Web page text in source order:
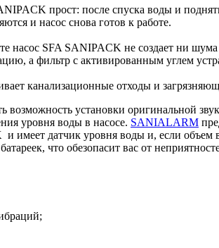
прост: после спуска воды и
и насос снова готов к работе.
насос SFA SANIPACK не создает ни
а фильтр с активированным углем
канализационные отходы и
возможность установки оригинальной
уровня воды в насосе. SANIALARM
имеет датчик уровня воды и, если объем
что обезопасит вас от